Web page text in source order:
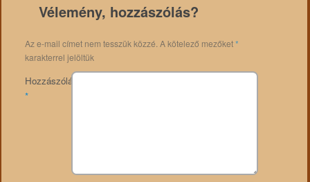
Vélemény, hozzászólás?
Az e-mail címet nem tesszük közzé.A kötelező mezőket*
karakterrel jelöltük
Hozzászólás
*